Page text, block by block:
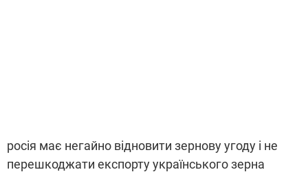
росія має негайно відновити зернову угоду і не
перешкоджати експорту українського зерна